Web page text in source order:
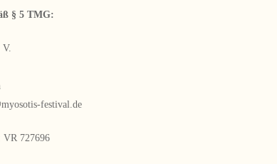
§ 5 TMG:
V.
festival.de
VR 727696